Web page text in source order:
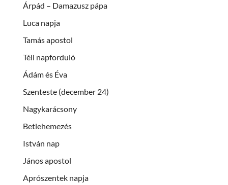
Árpád – Damazusz pápa
Luca napja
Tamás apostol
Téli napforduló
Ádám és Éva
Szenteste (december 24)
Nagykarácsony
Betlehemezés
István nap
János apostol
Aprószentek napja